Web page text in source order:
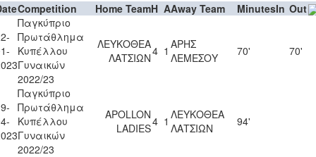
Competition Home TeamH AAway Team MinutesIn Out
Παγκύπριο
Πρωτάθλημα
Κυπέλλου
Γυναικών
2022/23
ΛΕΥΚΟΘΕΑ
ΛΑΤΣΙΩΝ4 1 ΑΡΗΣ
ΛΕΜΕΣΟΥ
70' 70'
Παγκύπριο
Πρωτάθλημα
Κυπέλλου
Γυναικών
2022/23
APOLLON
LADIES4 1 ΛΕΥΚΟΘΕΑ
ΛΑΤΣΙΩΝ
94'